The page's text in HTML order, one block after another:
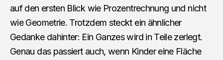
auf den ersten Blick wie Prozentrechnung und nicht
wie Geometrie. Trotzdem steckt ein ähnlicher
Gedanke dahinter: Ein Ganzes wird in Teile zerlegt.
Genau das passiert auch, wenn Kinder eine Fläche